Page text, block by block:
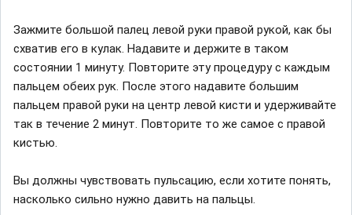
Зажмите большой палец левой руки правой рукой, как бы
схватив его в кулак. Надавите и держите в таком
состоянии 1 минуту. Повторите эту процедуру с каждым
пальцем обеих рук. После этого надавите большим
пальцем правой руки на центр левой кисти и удерживайте
так в течение 2 минут. Повторите то же самое с правой
кистью.
Вы должны чувствовать пульсацию, если хотите понять,
насколько сильно нужно давить на пальцы.